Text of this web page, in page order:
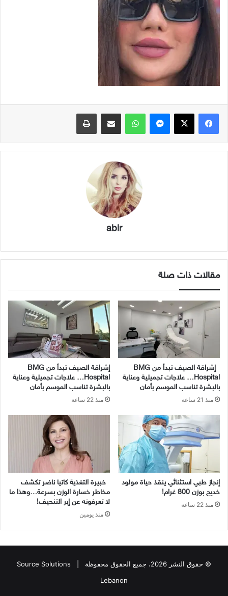
فيسبوك X ماسنجر واتساب مشاركة عبر البريد طباعة
abir
مقالات ذات صلة
إشراقة الصيف تبدأ من BMG
Hospital… علاجات تجميلية وعناية
بالبشرة تناسب الموسم بأمان
منذ 21 ساعة
إشراقة الصيف تبدأ من BMG
Hospital… علاجات تجميلية وعناية
بالبشرة تناسب الموسم بأمان
منذ 22 ساعة
إنجاز طبي استثنائي ينقذ حياة مولود
خديج بوزن 800 غرام!
منذ 22 ساعة
خبيرة التغذية كاتيا ناضر تكشف
مخاطر خسارة الوزن بسرعة…وهذا ما
لا تعرفونه عن إبر التنحيف!
منذ يومين
© حقوق النشر 2026، جميع الحقوق محفوظة |
Source Solutions
Lebanon